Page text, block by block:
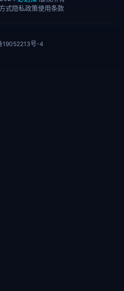
式隐私政策使用条款
19052213号-4